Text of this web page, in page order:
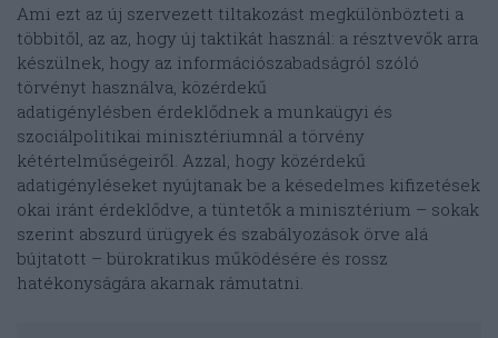
Ami ezt az új szervezett tiltakozást megkülönbözteti a
többitől, az az, hogy új taktikát használ: a résztvevők arra
készülnek, hogy az információszabadságról szóló
törvényt használva, közérdekű
adatigénylésben érdeklődnek a munkaügyi és
szociálpolitikai minisztériumnál a törvény
kétértelműségeiről. Azzal, hogy közérdekű
adatigényléseket nyújtanak be a késedelmes kifizetések
okai iránt érdeklődve, a tüntetők a minisztérium – sokak
szerint abszurd ürügyek és szabályozások örve alá
bújtatott – bürokratikus működésére és rossz
hatékonyságára akarnak rámutatni.